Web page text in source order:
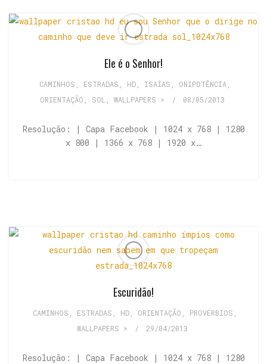
Ele é o Senhor!
CAMINHOS, ESTRADAS HD ISAÍAS ONIPOTÊNCIA
ORIENTAÇÃO
SOL WALLPAPERS > / 08/05/2013
Resolução: | Capa Facebook | 1024 x 768 | 1280
x 800 | 1366 x 768 | 1920 x…
Escuridão!
CAMINHOS, ESTRADAS HD ORIENTAÇÃO PROVÉRBIOS
WALLPAPERS >
/ 29/04/2013
Resolução: | Capa Facebook | 1024 x 768 | 1280